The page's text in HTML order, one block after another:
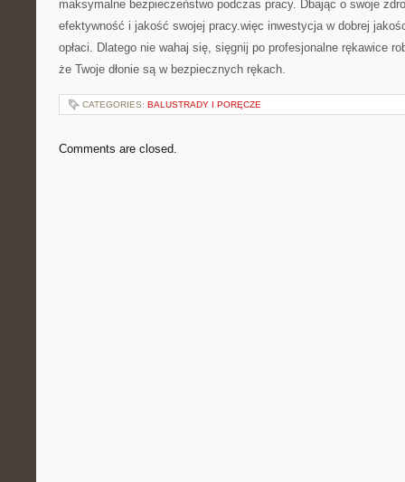
maksymalne bezpieczeństwo podczas‍ pracy. Dbając o swoje
efektywność i jakość swojej pracy.więc inwestycja w dobrej
opłaci. Dlatego nie​ wahaj się, sięgnij po ⁢profesjonalne rękawice
że ⁣Twoje dłonie⁤ są w bezpiecznych rękach.
CATEGORIES: BALUSTRADY I PORĘCZE
Comments are closed.